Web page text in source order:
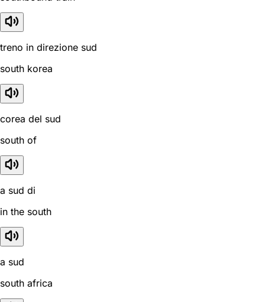
treno in direzione sud
south korea
corea del sud
south of
a sud di
in the south
a sud
south africa